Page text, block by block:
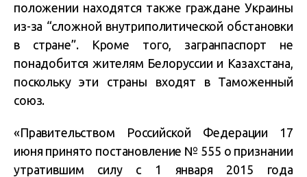
положении находятся также граждане Украины
из-за “сложной внутриполитической обстановки
в стране”. Кроме того, загранпаспорт не
понадобится жителям Белоруссии и Казахстана,
поскольку эти страны входят в Таможенный
союз.
«Правительством Российской Федерации 17
июня принято постановление № 555 о признании
утратившим силу с 1 января 2015 года